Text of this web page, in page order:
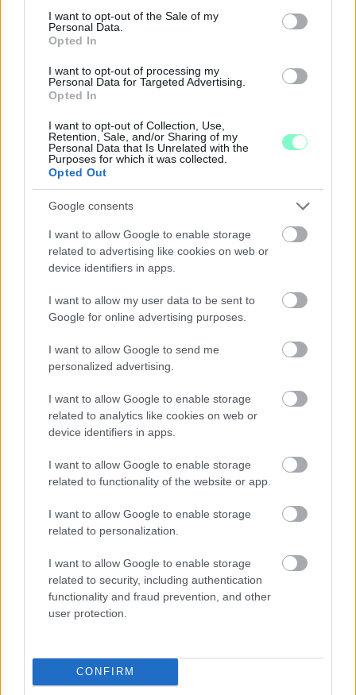
consent section.
I want to opt-out of the Sale of my
Personal Data.
Opted In
I want to opt-out of processing my
Personal Data for Targeted Advertising.
Opted In
I want to opt-out of Collection, Use,
Retention, Sale, and/or Sharing of my
Personal Data that Is Unrelated with the
Purposes for which it was collected.
Opted Out
Google consents
I want to allow Google to enable storage
related to advertising like cookies on web or
device identifiers in apps.
I want to allow my user data to be sent to
Google for online advertising purposes.
I want to allow Google to send me
personalized advertising.
I want to allow Google to enable storage
related to analytics like cookies on web or
device identifiers in apps.
I want to allow Google to enable storage
related to functionality of the website or app.
I want to allow Google to enable storage
related to personalization.
I want to allow Google to enable storage
related to security, including authentication
functionality and fraud prevention, and other
user protection.
CONFIRM
EXTRA: A VÁSÁRCSARNOKBAN NYITJA ÚJ ÉVADÁT
A „Zenélő piac” című különleges koncerttel szeptember 7-én
rendhagyó helyszínen találkozhat a közönség a klasszikus
Szólj hozzá!
PERL, VÁRADI ÉS TANOH DEZ IS OTT VAN A FÉRFI
KOSÁRLABDA-VÁLOGATOTT SZŰKÍTETT
Észtország, Szlovénia és Svédország következik.